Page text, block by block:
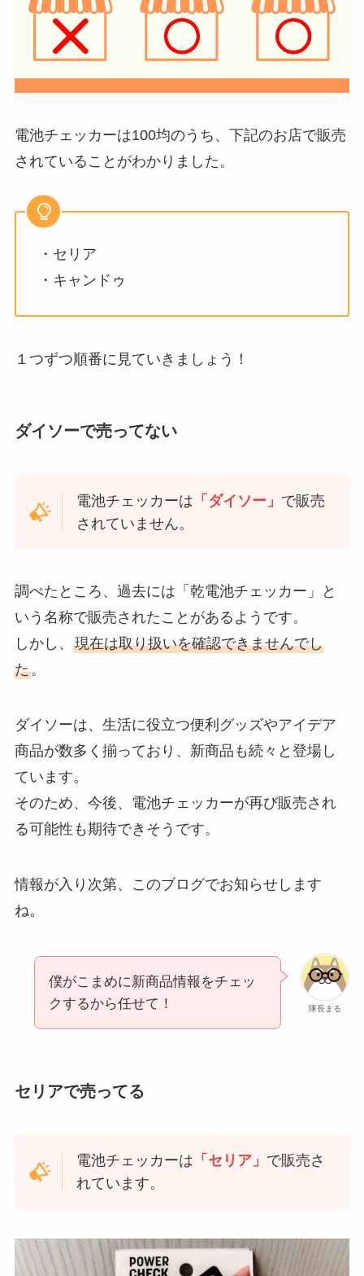
電池チェッカーは100均のうち、下記のお店で販売
されていることがわかりました。
・セリア
・キャンドゥ
１つずつ順番に見ていきましょう！
ダイソーで売ってない
電池チェッカーは 「ダイソー」 で販売
されていません。
調べたところ、過去には「乾電池チェッカー」と
いう名称で販売されたことがあるようです。
しかし、 現在は取り扱いを確認できませんでし
た。
ダイソーは、生活に役立つ便利グッズやアイデア
商品が数多く揃っており、新商品も続々と登場し
ています。
そのため、今後、電池チェッカーが再び販売され
る可能性も期待できそうです。
情報が入り次第、このブログでお知らせします
ね。
隊長まる
僕がこまめに新商品情報をチェッ
クするから任せて！
セリアで売ってる
電池チェッカーは 「セリア」 で販売さ
れています。